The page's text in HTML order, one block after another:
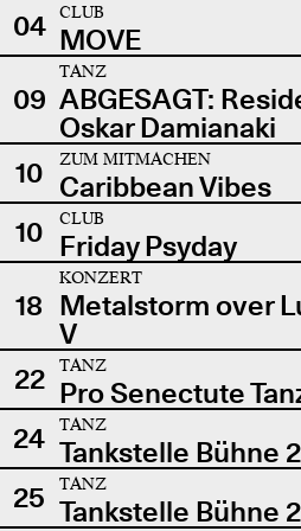
04
CLUB
MOVE
09
TANZ
ABGESAGT:
Oskar Damianaki
10
ZUM MITMACHEN
Caribbean Vibes
10
CLUB
Friday Psyday
18
KONZERT
Metalstorm over
V
22
TANZ
Pro Senectute
24
TANZ
Tankstelle Bühne
25
TANZ
Tankstelle Bühne